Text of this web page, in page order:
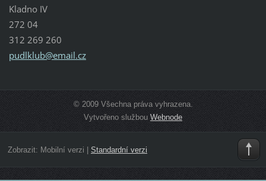
Kladno IV
272 04
312 269 260
pudlklub@email.cz
© 2009 Všechna práva vyhrazena.
Vytvořeno službou Webnode
Zobrazit: Mobilní verzi Standardní verzi